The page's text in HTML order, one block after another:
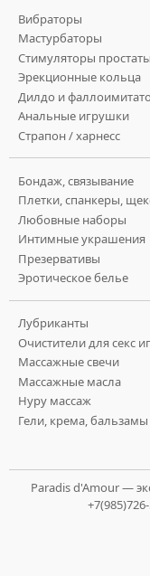
Вибраторы
Мастурбаторы
Стимуляторы простаты
Эрекционные кольца
Дилдо и
Анальные игрушки
Страпон / харнесс
Бондаж, связывание
Плетки, спанкеры,
Любовные наборы
Интимные украшения
Презервативы
Эротическое белье
Лубриканты
Очистители для секс
Массажные свечи
Массажные масла
Нуру массаж
Гели, крема, бальзамы
Paradis d'Amour —